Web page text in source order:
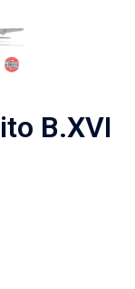
B.XVI